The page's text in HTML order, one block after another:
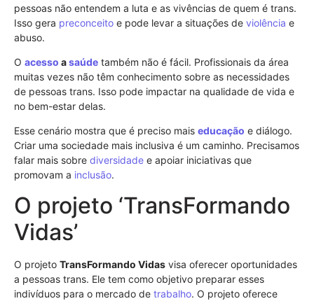
pessoas não entendem a luta e as vivências de quem é trans.
Isso gera preconceito e pode levar a situações de violência e
abuso.
O acesso asaúde também não é fácil. Profissionais da área
muitas vezes não têm conhecimento sobre as necessidades
de pessoas trans. Isso pode impactar na qualidade de vida e
no bem-estar delas.
Esse cenário mostra que é preciso mais educação e diálogo.
Criar uma sociedade mais inclusiva é um caminho. Precisamos
falar mais sobre diversidade e apoiar iniciativas que
promovam a inclusão.
O projeto ‘TransFormando
Vidas’
O projeto TransFormando Vidas visa oferecer oportunidades
a pessoas trans. Ele tem como objetivo preparar esses
indivíduos para o mercado de trabalho. O projeto oferece